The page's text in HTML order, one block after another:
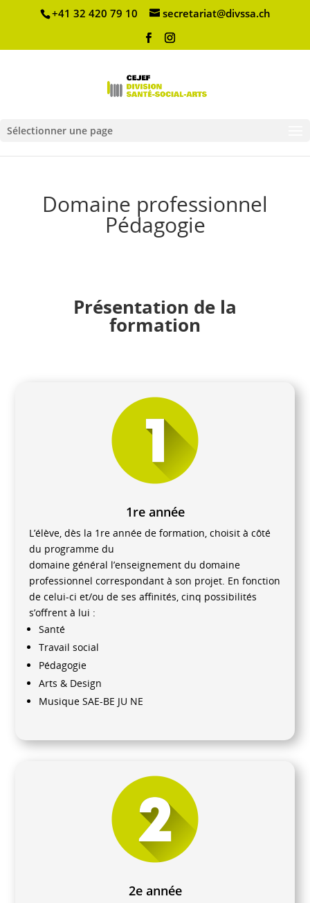
+41 32 420 79 10 secretariat@divssa.ch
Sélectionner une page
Domaine professionnel
Pédagogie
Présentation de la
formation
1re année
L’élève, dès la 1re année de formation, choisit à côté
du programme du
domaine général l’enseignement du domaine
professionnel correspondant à son projet. En fonction
de celui-ci et/ou de ses affinités, cinq possibilités
s’offrent à lui :
Santé
Travail social
Pédagogie
Arts & Design
Musique SAE-BE JU NE
2e année